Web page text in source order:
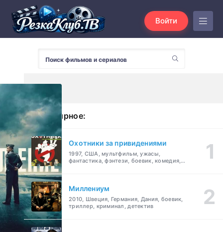
Войти
Популярное:
Охотники за привидениями
1997, США, мультфильм, ужасы,
фантастика, фэнтези, боевик, комедия,
Миллениум
2010, Швеция, Германия, Дания, боевик,
триллер, криминал, детектив